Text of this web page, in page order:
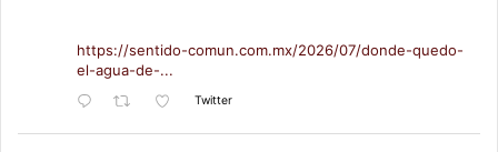
https://sentido-comun.com.mx/2026/07/donde-quedo-
el-agua-de-...
Twitter